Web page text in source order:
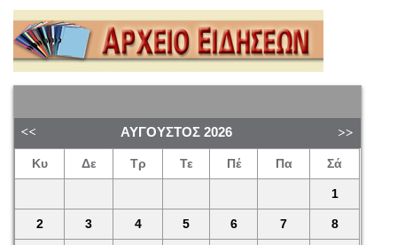
ΑΎΓΟΥΣΤΟΣ 2026
Κυ Δε Τρ Τε Πέ Πα Σά
1
2 3 4 5 6 7 8